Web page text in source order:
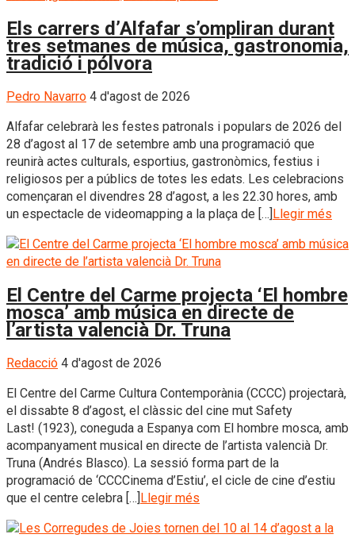
Els carrers d’Alfafar s’ompliran durant
tres setmanes de música, gastronomia,
tradició i pólvora
Pedro Navarro 4 d'agost de 2026
Alfafar celebrarà les festes patronals i populars de 2026 del
28 d’agost al 17 de setembre amb una programació que
reunirà actes culturals, esportius, gastronòmics, festius i
religiosos per a públics de totes les edats. Les celebracions
començaran el divendres 28 d’agost, a les 22.30 hores, amb
un espectacle de videomapping a la plaça de […]Llegir més
El Centre del Carme projecta ‘El hombre
mosca’ amb música en directe de
l’artista valencià Dr. Truna
Redacció 4 d'agost de 2026
El Centre del Carme Cultura Contemporània (CCCC) projectarà,
el dissabte 8 d’agost, el clàssic del cine mut Safety
Last! (1923), coneguda a Espanya com El hombre mosca, amb
acompanyament musical en directe de l’artista valencià Dr.
Truna (Andrés Blasco). La sessió forma part de la
programació de ‘CCCCinema d’Estiu’, el cicle de cine d’estiu
que el centre celebra […]Llegir més